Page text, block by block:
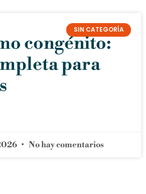
SIN CATEGORÍA
congénito:
para
No hay comentarios